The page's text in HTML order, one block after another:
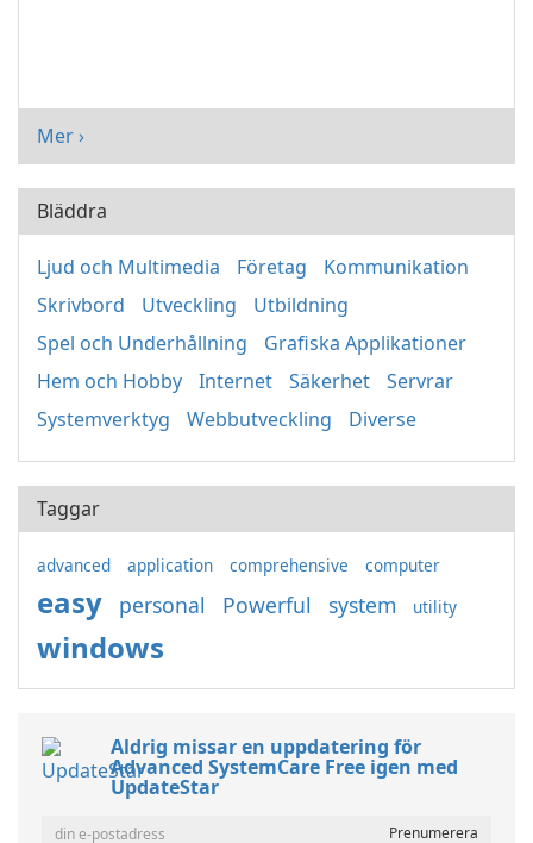
Mer ›
Bläddra
Ljud och Multimedia Företag
Kommunikation
Skrivbord
Utveckling
Utbildning
Spel och Underhållning
Grafiska Applikationer
Hem och Hobby
Internet Säkerhet
Servrar
Systemverktyg
Webbutveckling Diverse
Taggar
advanced application comprehensive computer
easy personal Powerful system utility
windows
Aldrig missar en uppdatering för
Advanced SystemCare Free igen med
UpdateStar